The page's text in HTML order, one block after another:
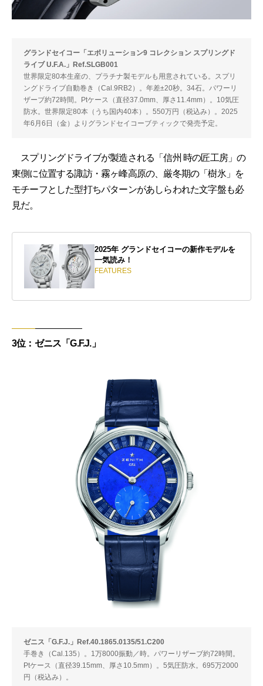
グランドセイコー「エボリューション9 コレクション スプリングド
ライブ U.F.A.」Ref.SLGB001
世界限定80本生産の、プラチナ製モデルも用意されている。スプリ
ングドライブ自動巻き（Cal.9RB2）。年差±20秒。34石。パワーリ
ザーブ約72時間。Ptケース（直径37.0mm、厚さ11.4mm）。10気圧
防水。世界限定80本（うち国内40本）。550万円（税込み）。2025
年6月6日（金）よりグランドセイコーブティックで発売予定。
スプリングドライブが製造される「信州 時の匠工房」の
東側に位置する諏訪・霧ヶ峰高原の、厳冬期の「樹氷」を
モチーフとした型打ちパターンがあしらわれた文字盤も必
見だ。
2025年 グランドセイコーの新作モデルを
一気読み！
FEATURES
3位：ゼニス「G.F.J.」
ゼニス「G.F.J.」Ref.40.1865.0135/51.C200
手巻き（Cal.135）。1万8000振動／時。パワーリザーブ約72時間。
Ptケース（直径39.15mm、厚さ10.5mm）。5気圧防水。695万2000
円（税込み）。